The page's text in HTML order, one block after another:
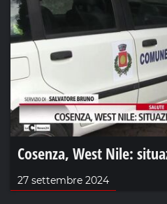
Cosenza, West Nile:
27 settembre 2024